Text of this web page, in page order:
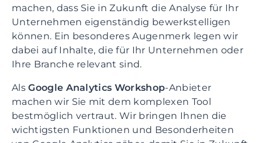
machen, dass Sie in Zukunft die Analyse für Ihr
Unternehmen eigenständig bewerkstelligen
können. Ein besonderes Augenmerk legen wir
dabei auf Inhalte, die für Ihr Unternehmen oder
Ihre Branche relevant sind.
AlsGoogle Analytics Workshop-Anbieter
machen wir Sie mit dem komplexen Tool
bestmöglich vertraut. Wir bringen Ihnen die
wichtigsten Funktionen und Besonderheiten